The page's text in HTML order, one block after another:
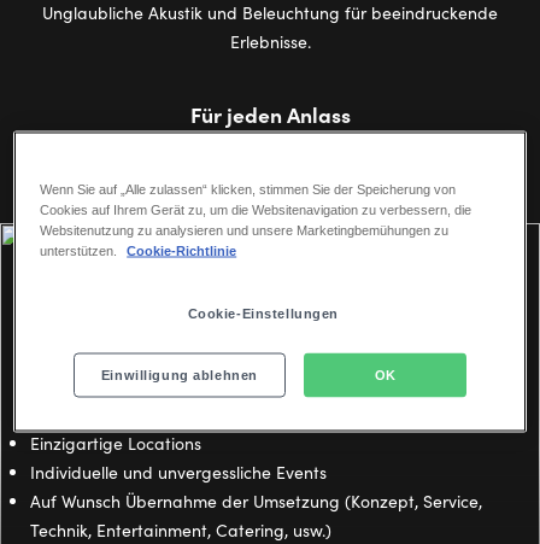
Unglaubliche Akustik und Beleuchtung für beeindruckende
Erlebnisse.
Für jeden Anlass
Events
Einzigartige Locations
Individuelle und unvergessliche Events
Auf Wunsch Übernahme der Umsetzung (Konzept, Service,
Technik, Entertainment, Catering, usw.)
Wenn Sie auf „Alle zulassen“ klicken, stimmen Sie der Speicherung von
Cookies auf Ihrem Gerät zu, um die Websitenavigation zu verbessern, die
Websitenutzung zu analysieren und unsere Marketingbemühungen zu
unterstützen.
Cookie-Richtlinie
Cookie-Einstellungen
Einwilligung ablehnen OK